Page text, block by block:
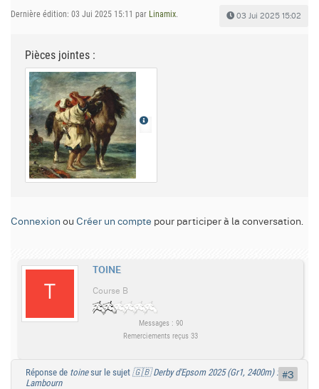
Dernière édition: 03 Jui 2025 15:11 par Linamix. 03 Jui 2025 15:02
Pièces jointes :
Connexion ou Créer un compte pour participer à la conversation.
TOINE
Course B
Messages : 90
Remerciements reçus 33
Réponse de toinesur le sujet 🇬🇧 Derby d'Epsom 2025 (Gr1, 2400m) :
Lambourn
#3